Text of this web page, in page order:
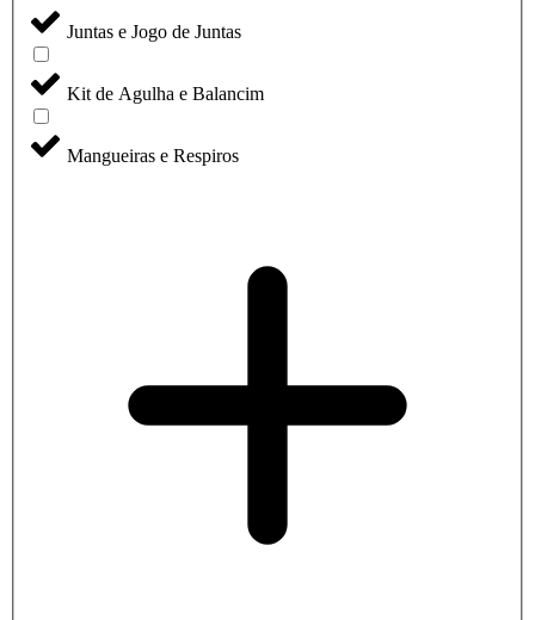
Juntas e Jogo de Juntas
Kit de Agulha e Balancim
Mangueiras e Respiros